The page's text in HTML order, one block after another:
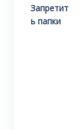
Запретит
ь папки